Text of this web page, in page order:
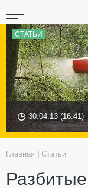
СТАТЬИ
30.04.13 (16:41)
Главная Статьи